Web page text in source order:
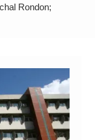
prende 14
Gato’, do
Rondon;